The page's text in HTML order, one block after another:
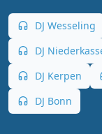
DJ Wesseling
DJ
DJ Kerpen
DJ Bonn